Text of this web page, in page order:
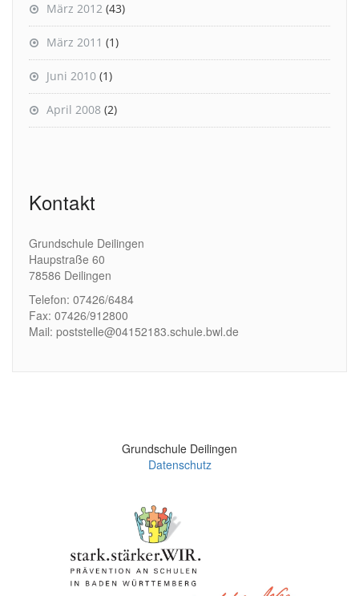
März 2012 (43)
März 2011 (1)
Juni 2010 (1)
April 2008 (2)
Kontakt
Grundschule Deilingen
Haupstraße 60
78586 Deilingen
Telefon: 07426/6484
Fax: 07426/912800
Mail: poststelle@04152183.schule.bwl.de
Grundschule Deilingen
Datenschutz